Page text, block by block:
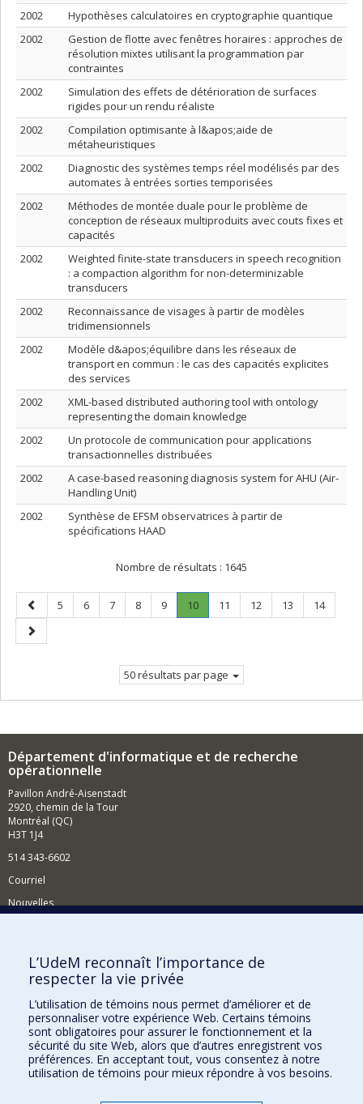
2002
Hypothèses calculatoires en cryptographie quantique
2002
Gestion de flotte avec fenêtres horaires : approches de
résolution mixtes utilisant la programmation par
contraintes
2002
Simulation des effets de détérioration de surfaces
rigides pour un rendu réaliste
2002
Compilation optimisante à l&apos;aide de
métaheuristiques
2002
Diagnostic des systèmes temps réel modélisés par des
automates à entrées sorties temporisées
2002
Méthodes de montée duale pour le problème de
conception de réseaux multiproduits avec couts fixes et
capacités
2002
Weighted finite-state transducers in speech recognition
: a compaction algorithm for non-determinizable
transducers
2002
Reconnaissance de visages à partir de modèles
tridimensionnels
2002
Modèle d&apos;équilibre dans les réseaux de
transport en commun : le cas des capacités explicites
des services
2002
XML-based distributed authoring tool with ontology
representing the domain knowledge
2002
Un protocole de communication pour applications
transactionnelles distribuées
2002
A case-based reasoning diagnosis system for AHU (Air-
Handling Unit)
2002
Synthèse de EFSM observatrices à partir de
spécifications HAAD
Nombre de résultats : 1645
Page
précédente
Page
5 Page
6 Page
7 Page
8 Page
9 Page
10.
Page
Page
11 Page
12 Page
13 Page
14
Page
suivante
50 résultats par page
Département d'informatique et de recherche
opérationnelle
Pavillon André-Aisenstadt
2920, chemin de la Tour
Montréal (QC)
H3T 1J4
514 343-6602
Courriel
Nouvelles
Comment soutenir le Département?
BESOIN D'AIDE?
Plan du site
Signaler une erreur
Accessibilité
FACULTÉ DES ARTS ET DES SCIENCES
L’UdeM reconnaît l’importance de
respecter la vie privée
L’utilisation de témoins nous permet d’améliorer et de
personnaliser votre expérience Web. Certains témoins
sont obligatoires pour assurer le fonctionnement et la
sécurité du site Web, alors que d’autres enregistrent vos
préférences. En acceptant tout, vous consentez à notre
utilisation de témoins pour mieux répondre à vos besoins.